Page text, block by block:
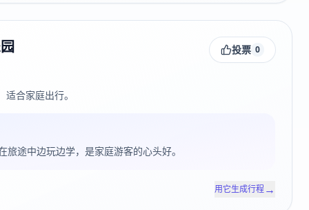
投票 0
合家庭出行。
途中边玩边学，是家庭游客的心头好。
用它生成行程→